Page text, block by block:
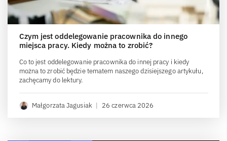
Czym jest oddelegowanie pracownika do innego
miejsca pracy. Kiedy można to zrobić?
Co to jest oddelegowanie pracownika do innej pracy i kiedy
można to zrobić będzie tematem naszego dzisiejszego artykułu,
zachęcamy do lektury.
Małgorzata Jagusiak | 26 czerwca 2026